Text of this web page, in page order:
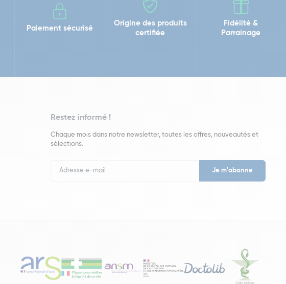
Paiement sécurisé
Origine des produits
certifiée
Fidélité &
Parrainage
Restez informé !
Chaque mois dans notre newsletter, toutes les offres, nouveautés et
sélections.
Newsletter